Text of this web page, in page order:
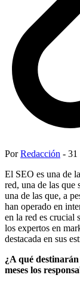
PorRedacción - 31
El SEO es una de
red, una de las que
una de las que, a
han operado en
en la red es crucial
los expertos en
destacada en sus
¿A qué
meses los